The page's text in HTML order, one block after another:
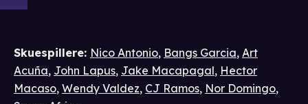
Skuespillere: Nico Antonio, Bangs Garcia, Art
Acuña, John Lapus, Jake Macapagal, Hector
Macaso, Wendy Valdez, CJ Ramos, Nor Domingo,